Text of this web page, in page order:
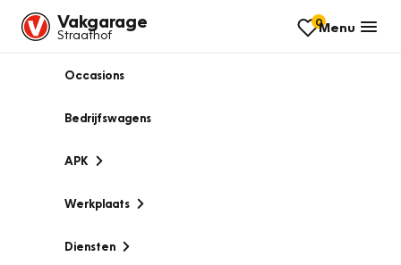
Vakgarage
Straathof
0Menu
Occasions
Bedrijfswagens
APK
Werkplaats
Diensten